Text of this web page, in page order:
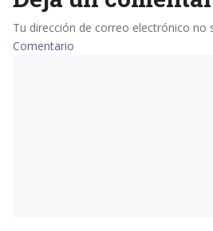
Tu dirección de correo electrónico no
Comentario